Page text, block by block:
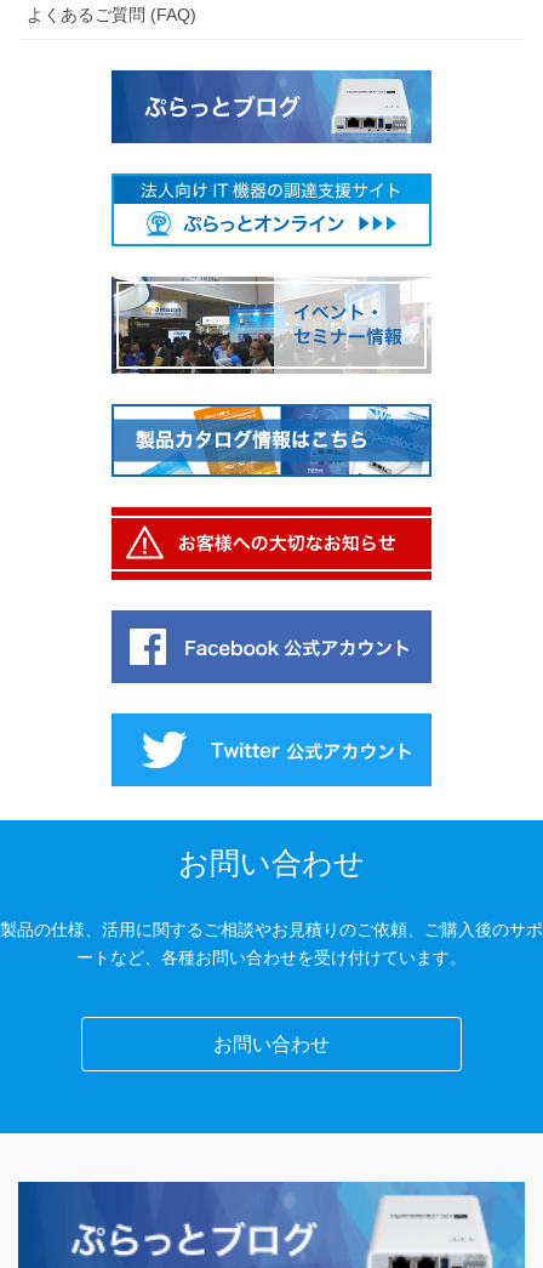
よくあるご質問 (FAQ)
お問い合わせ
製品の仕様、活用に関するご相談やお見積りのご依頼、ご購入後のサポ
ートなど、各種お問い合わせを受け付けています。
お問い合わせ